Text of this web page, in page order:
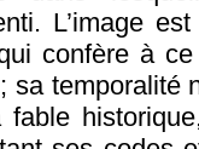
L’image
confère à
sa temporalité